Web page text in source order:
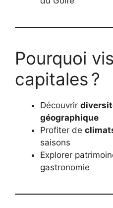
Pourquoi
capitales ?
Découvrir
géographique
Profiter de
saisons
Explorer
gastronomie